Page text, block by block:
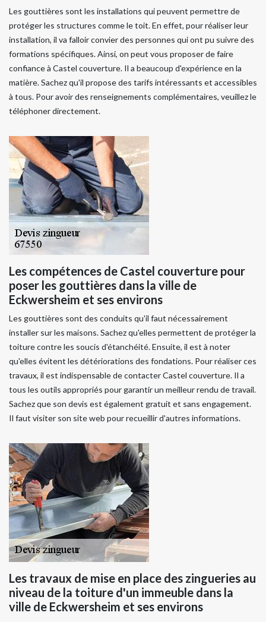
Les gouttières sont les installations qui peuvent permettre de
protéger les structures comme le toit. En effet, pour réaliser leur
installation, il va falloir convier des personnes qui ont pu suivre des
formations spécifiques. Ainsi, on peut vous proposer de faire
confiance à Castel couverture. Il a beaucoup d'expérience en la
matière. Sachez qu'il propose des tarifs intéressants et accessibles
à tous. Pour avoir des renseignements complémentaires, veuillez le
téléphoner directement.
Les compétences de Castel couverture pour
poser les gouttières dans la ville de
Eckwersheim et ses environs
Les gouttières sont des conduits qu'il faut nécessairement
installer sur les maisons. Sachez qu'elles permettent de protéger la
toiture contre les soucis d'étanchéité. Ensuite, il est à noter
qu'elles évitent les détériorations des fondations. Pour réaliser ces
travaux, il est indispensable de contacter Castel couverture. Il a
tous les outils appropriés pour garantir un meilleur rendu de travail.
Sachez que son devis est également gratuit et sans engagement.
Il faut visiter son site web pour recueillir d'autres informations.
Les travaux de mise en place des zingueries au
niveau de la toiture d'un immeuble dans la
ville de Eckwersheim et ses environs